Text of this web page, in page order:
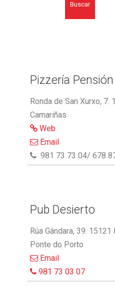
Buscar
Pizzería
Ronda de San Xurxo, 7.
Camariñas
Web
Email
981 73 73 04/ 678
Pub Desierto
Rúa Gándara, 39.
Ponte do Porto
Email
981 73 03 07